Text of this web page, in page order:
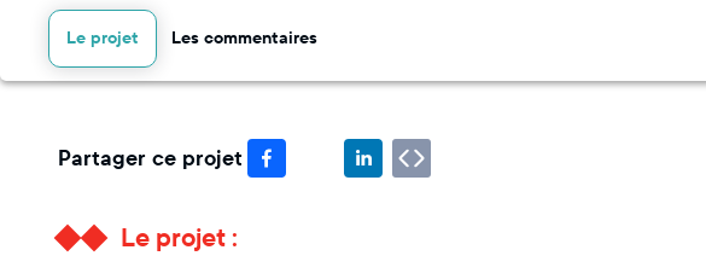
Le projet Les commentaires
Partager ce projet
Le projet :